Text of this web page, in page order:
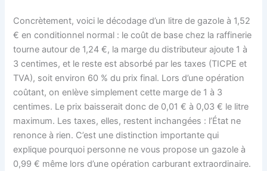
Concrètement, voici le décodage d’un litre de gazole à 1,52
€ en conditionnel normal : le coût de base chez la raffinerie
tourne autour de 1,24 €, la marge du distributeur ajoute 1 à
3 centimes, et le reste est absorbé par les taxes (TICPE et
TVA), soit environ 60 % du prix final. Lors d’une opération
coûtant, on enlève simplement cette marge de 1 à 3
centimes. Le prix baisserait donc de 0,01 € à 0,03 € le litre
maximum. Les taxes, elles, restent inchangées : l’État ne
renonce à rien. C’est une distinction importante qui
explique pourquoi personne ne vous propose un gazole à
0,99 € même lors d’une opération carburant extraordinaire.